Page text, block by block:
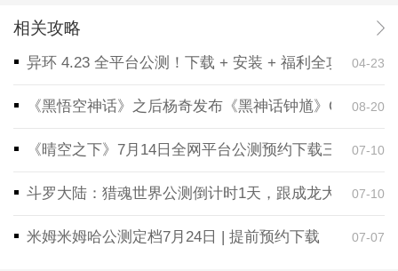
相关攻略
异环 4.23 全平台公测！下载 + 安装 + 福利全攻略，一
04-23
《黑悟空神话》之后杨奇发布《黑神话钟馗》CG！预
08-20
《晴空之下》7月14日全网平台公测预约下载三端同步
07-10
斗罗大陆：猎魂世界公测倒计时1天，跟成龙大哥一起
07-10
米姆米姆哈公测定档7月24日 | 提前预约下载 07-07